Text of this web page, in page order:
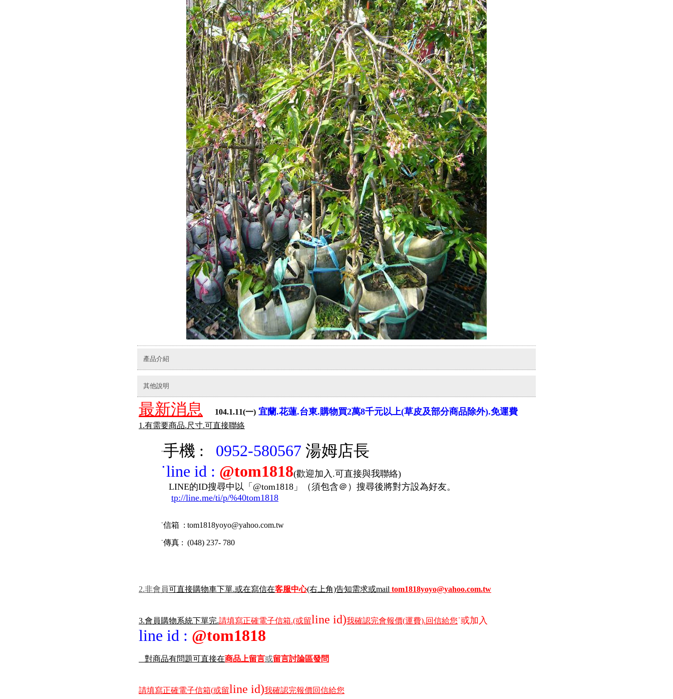
產品介紹
其他說明
最新消息 104.1.11(一) 宜蘭.花蓮.台東.購物買2萬8千元以上(草皮及部分商品除外).免運費
1.有需要商品.尺寸.可直接聯絡
˙手機 : 0952-580567 湯姆店長
˙line id : @tom1818(歡迎加入.可直接與我聯絡)
LINE的ID搜尋中以「@tom1818」（須包含＠）搜尋後將對方設為好友。
tp://line.me/ti/p/%40tom1818
˙信箱 : tom1818yoyo@yahoo.com.tw
˙傳真 : (048) 237- 780
2.非會員可直接購物車下單.或在寫信在客服中心(右上角)告知需求或mail tom1818yoyo@yahoo.com.tw
3.會員購物系統下單完.請填寫正確電子信箱.(或留line id)我確認完會報價(運費).回信給您˙或加入
line id : @tom1818
對商品有問題可直接在商品上留言或留言討論區發問
請填寫正確電子信箱(或留line id)我確認完報價回信給您